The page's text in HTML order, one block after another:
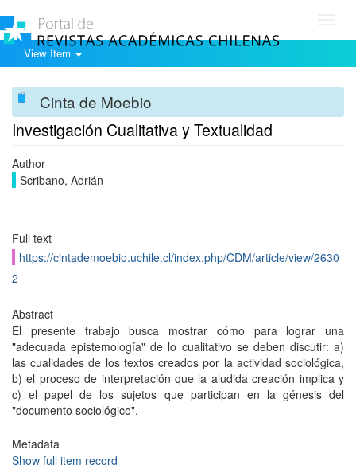
View Item
Cinta de Moebio
Investigación Cualitativa y Textualidad
Author
Scribano, Adrián
Full text
https://cintademoebio.uchile.cl/index.php/CDM/article/view/2630
2
Abstract
El presente trabajo busca mostrar cómo para lograr una
"adecuada epistemología" de lo cualitativo se deben discutir: a)
las cualidades de los textos creados por la actividad sociológica,
b) el proceso de interpretación que la aludida creación implica y
c) el papel de los sujetos que participan en la génesis del
"documento sociológico".
Metadata
Show full item record